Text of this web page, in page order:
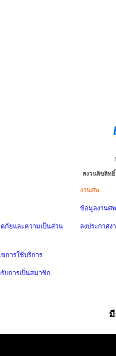
สงวนลิขสิท
ภัยและความเป็นส่วน
การใช้บริการ
บการเป็นสมาชิก
งานศพ
ข้อมูลงานศพ
ลงประกาศง